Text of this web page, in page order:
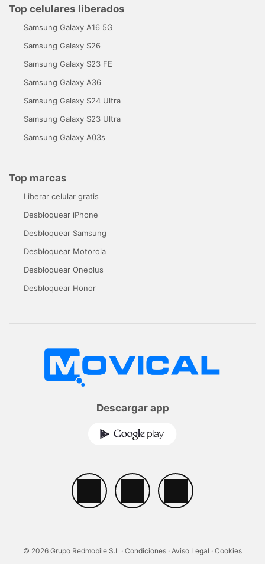
Top celulares liberados
Samsung Galaxy A16 5G
Samsung Galaxy S26
Samsung Galaxy S23 FE
Samsung Galaxy A36
Samsung Galaxy S24 Ultra
Samsung Galaxy S23 Ultra
Samsung Galaxy A03s
Top marcas
Liberar celular gratis
Desbloquear iPhone
Desbloquear Samsung
Desbloquear Motorola
Desbloquear Oneplus
Desbloquear Honor
Descargar app
© 2026 Grupo Redmobile S.L · Condiciones · Aviso Legal · Cookies